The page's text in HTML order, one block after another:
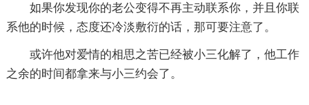
如果你发现你的老公变得不再主动联系你，并且你联
系他的时候，态度还冷淡敷衍的话，那可要注意了。
或许他对爱情的相思之苦已经被小三化解了，他工作
之余的时间都拿来与小三约会了。